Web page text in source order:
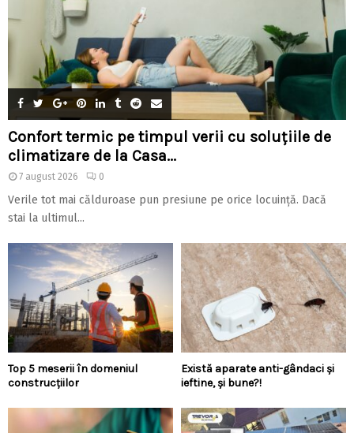
Confort termic pe timpul verii cu soluțiile de
climatizare de la Casa...
7 august 2026 0
Verile tot mai călduroase pun presiune pe orice locuință. Dacă
stai la ultimul...
Top 5 meserii în domeniul
construcțiilor
Există aparate anti-gândaci și
ieftine, și bune?!